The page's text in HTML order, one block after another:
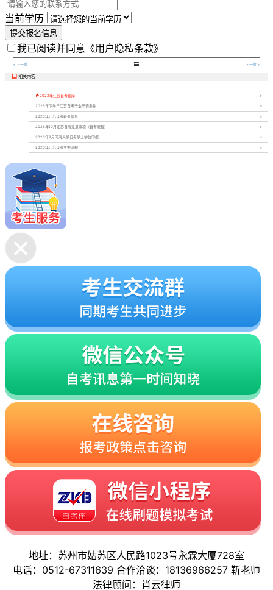
当前学历
提交报名信息
我已阅读并同意 《用户隐私条款》
< 上一章  下一章 >
 相关内容
2022年江苏自考题库
2026年下半年江苏自考毕业申请条件
2026年江苏自考转考信息
2026年10月江苏自考注意事项（自考流程）
2026年9月河海大学自考学士学位申报
2026年江苏自考主要流程
地址：苏州市姑苏区人民路1023号永霖大厦728室
电话：0512-67311639 合作洽谈：18136966257 靳老师
法律顾问：肖云律师